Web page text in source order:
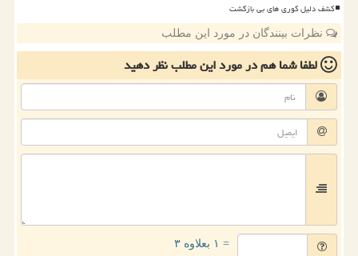
کشف دلیل کوری های بی بازگشت
نظرات بینندگان در مورد این مطلب
لطفا شما همدر مورد این مطلبنظر دهید
= ۱ بعلاوه ۳